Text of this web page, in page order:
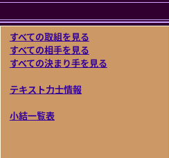
すべての取組を見る
すべての相手を見る
すべての決まり手を見る
テキスト力士情報
小結一覧表